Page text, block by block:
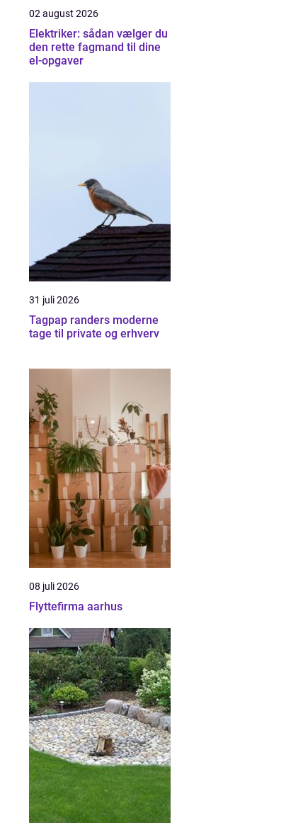
02 august 2026
Elektriker: sådan vælger du
den rette fagmand til dine
el-opgaver
31 juli 2026
Tagpap randers moderne
tage til private og erhverv
08 juli 2026
Flyttefirma aarhus